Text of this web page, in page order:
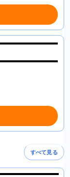
すべて見る